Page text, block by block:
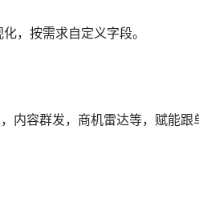
，按需求自定义字段。
内容群发，商机雷达等，赋能跟